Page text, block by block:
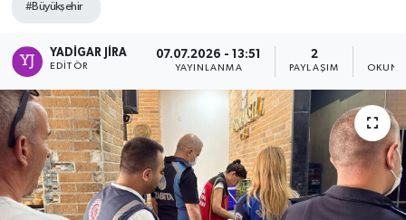
#Büyükşehir
YADIGAR JIRA
EDITÖR
07.07.2026 - 13:51
YAYINLANMA
2
PAYLAŞIM
Haber Arşivi